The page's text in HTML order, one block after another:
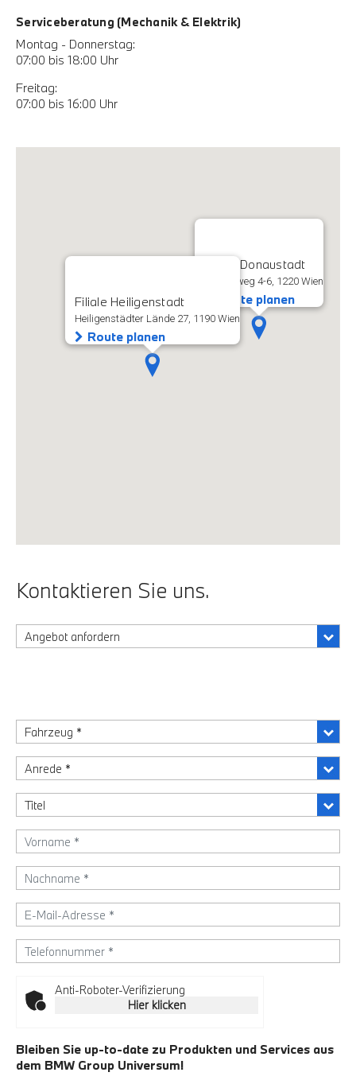
Serviceberatung (Mechanik & Elektrik)
Montag - Donnerstag:
07:00 bis 18:00 Uhr
Freitag:
07:00 bis 16:00 Uhr
Filiale Donaustadt
Rautenweg 4-6, 1220 Wien
Route planen
Filiale Heiligenstadt
Heiligenstädter Lände 27, 1190 Wien
Route planen
Kontaktieren Sie uns.
Anti-Roboter-Verifizierung
Hier klicken
Bleiben Sie up-to-date zu Produkten und Services aus
dem BMW Group Universum!